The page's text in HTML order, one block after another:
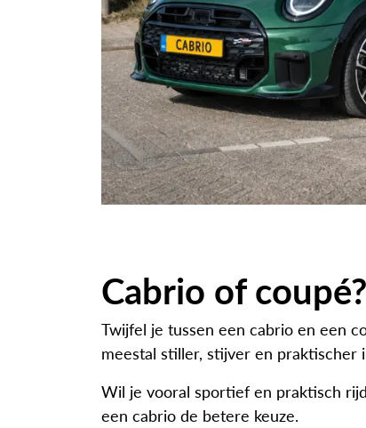
Cabrio of coupé?
Twijfel je tussen een cabrio en een
meestal stiller, stijver en praktischer
Wil je vooral sportief en praktisch
een cabrio de betere keuze.